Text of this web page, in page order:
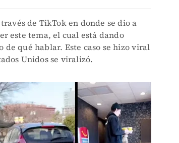
de TikTok en donde se dio a
este tema, el cual está dando
de qué hablar. Este caso se hizo viral
Unidos se viralizó.